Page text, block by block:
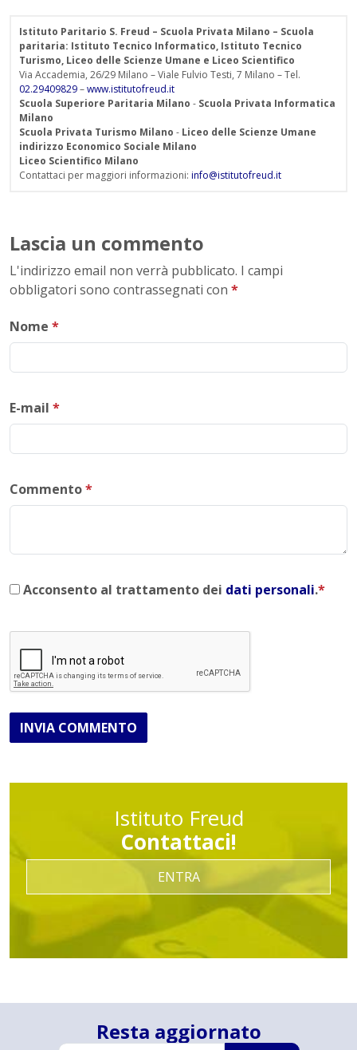
Istituto Paritario S. Freud – Scuola Privata Milano – Scuola
paritaria: Istituto Tecnico Informatico, Istituto Tecnico
Turismo, Liceo delle Scienze Umane e Liceo Scientifico
Via Accademia, 26/29 Milano – Viale Fulvio Testi, 7 Milano – Tel.
02.29409829–www.istitutofreud.it
Scuola Superiore Paritaria Milano - Scuola Privata Informatica
Milano
Scuola Privata Turismo Milano - Liceo delle Scienze Umane
indirizzo Economico Sociale Milano
Liceo Scientifico Milano
Contattaci per maggiori informazioni: info@istitutofreud.it
Lascia un commento
L'indirizzo email non verrà pubblicato. I campi
obbligatori sono contrassegnati con *
Nome *
E-mail *
Commento*
Acconsento al trattamento dei dati personali.*
INVIA COMMENTO
Istituto Freud
Contattaci!
ENTRA
Resta aggiornato